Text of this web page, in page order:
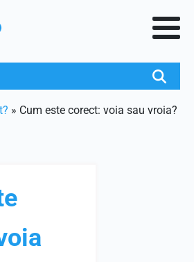
» Cum este corect: voia sau vroia?